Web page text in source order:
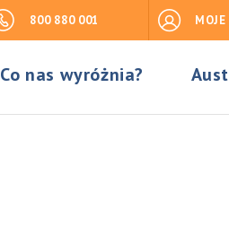
800 880 001 MOJE
Co nas wyróżnia?